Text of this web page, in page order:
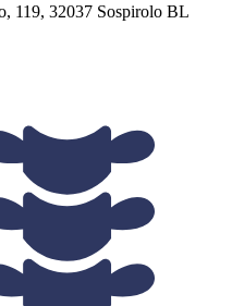
119, 32037 Sospirolo BL